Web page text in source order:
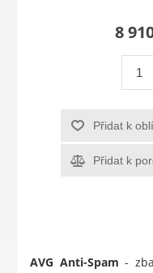
8
Přidat k
Přidat k
AVG Anti-Spam -